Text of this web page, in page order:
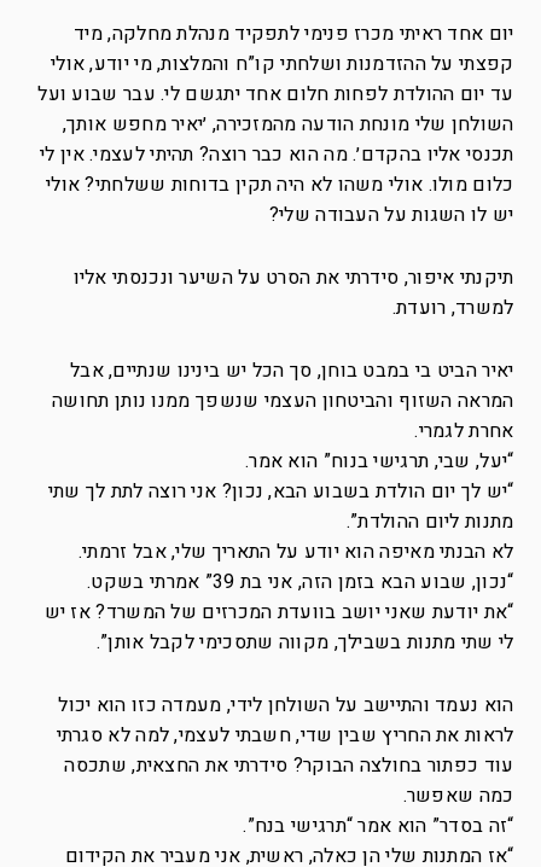
יום אחד ראיתי מכרז פנימי לתפקיד מנהלת מחלקה, מיד
קפצתי על ההזדמנות ושלחתי קו”ח והמלצות, מי יודע, אולי
עד יום ההולדת לפחות חלום אחד יתגשם לי. עבר שבוע ועל
השולחן שלי מונחת הודעה מהמזכירה, ׳יאיר מחפש אותך,
תכנסי אליו בהקדם׳. מה הוא כבר רוצה? תהיתי לעצמי. אין לי
כלום מולו. אולי משהו לא היה תקין בדוחות ששלחתי? אולי
יש לו השגות על העבודה שלי?
תיקנתי איפור, סידרתי את הסרט על השיער ונכנסתי אליו
למשרד, רועדת.
יאיר הביט בי במבט בוחן, סך הכל יש בינינו שנתיים, אבל
המראה השזוף והביטחון העצמי שנשפך ממנו נותן תחושה
אחרת לגמרי.
“יעל, שבי, תרגישי בנוח” הוא אמר.
“יש לך יום הולדת בשבוע הבא, נכון? אני רוצה לתת לך שתי
מתנות ליום ההולדת”.
לא הבנתי מאיפה הוא יודע על התאריך שלי, אבל זרמתי.
“נכון, שבוע הבא בזמן הזה, אני בת 39” אמרתי בשקט.
“את יודעת שאני יושב בוועדת המכרזים של המשרד? אז יש
לי שתי מתנות בשבילך, מקווה שתסכימי לקבל אותן”.
הוא נעמד והתיישב על השולחן לידי, מעמדה כזו הוא יכול
לראות את החריץ שבין שדי, חשבתי לעצמי, למה לא סגרתי
עוד כפתור בחולצה הבוקר? סידרתי את החצאית, שתכסה
כמה שאפשר.
“זה בסדר” הוא אמר “תרגישי בנח”.
“אז המתנות שלי הן כאלה, ראשית, אני מעביר את הקידום